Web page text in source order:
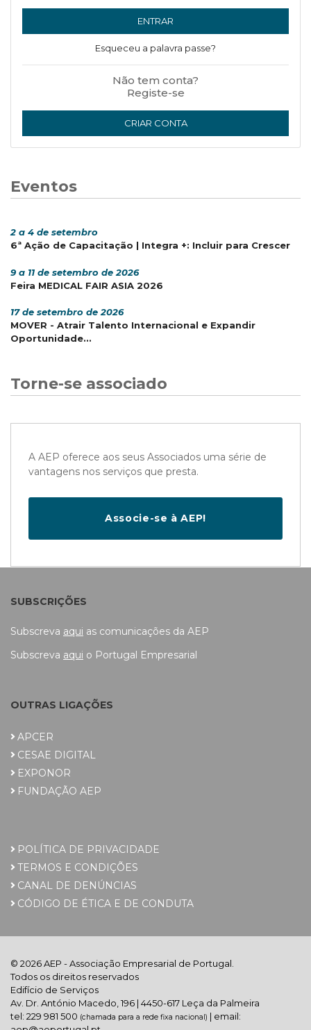
ENTRAR
Esqueceu a palavra passe?
Não tem conta?
Registe-se
CRIAR CONTA
Eventos
2 a 4 de setembro
6ª Ação de Capacitação | Integra +: Incluir para Crescer
9 a 11 de setembro de 2026
Feira MEDICAL FAIR ASIA 2026
17 de setembro de 2026
MOVER - Atrair Talento Internacional e Expandir
Oportunidade...
Torne-se associado
A AEP oferece aos seus Associados uma série de
vantagens nos serviços que presta.
Associe-se à AEP!
SUBSCRIÇÕES
Subscreva aqui as comunicações da AEP
Subscreva aqui o Portugal Empresarial
OUTRAS LIGAÇÕES
APCER
CESAE DIGITAL
EXPONOR
FUNDAÇÃO AEP
POLÍTICA DE PRIVACIDADE
TERMOS E CONDIÇÕES
CANAL DE DENÚNCIAS
CÓDIGO DE ÉTICA E DE CONDUTA
© 2026 AEP - Associação Empresarial de Portugal.
Todos os direitos reservados
Edifício de Serviços
Av. Dr. António Macedo, 196 | 4450-617 Leça da Palmeira
tel: 229 981 500 (chamada para a rede fixa nacional) | email: